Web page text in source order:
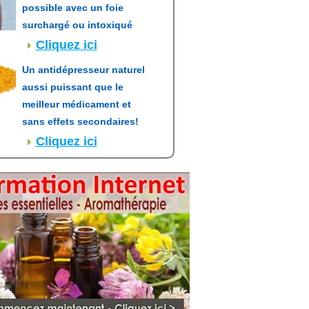
possible avec un foie
surchargé ou intoxiqué
Cliquez ici
Un antidépresseur naturel
aussi puissant que le
meilleur médicament et
sans effets secondaires!
Cliquez ici